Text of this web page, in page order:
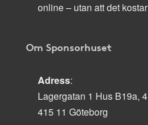
online – utan att det
Om Sponsorhuset
Adress:
Lagergatan 1 Hus B19a,
415 11 Göteborg